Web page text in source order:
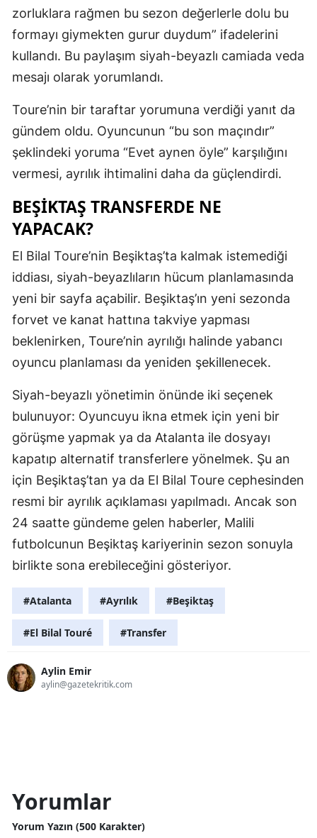
zorluklara rağmen bu sezon değerlerle dolu bu
formayı giymekten gurur duydum” ifadelerini
kullandı. Bu paylaşım siyah-beyazlı camiada veda
mesajı olarak yorumlandı.
Toure’nin bir taraftar yorumuna verdiği yanıt da
gündem oldu. Oyuncunun “bu son maçındır”
şeklindeki yoruma “Evet aynen öyle” karşılığını
vermesi, ayrılık ihtimalini daha da güçlendirdi.
BEŞIKTAŞ TRANSFERDE NE
YAPACAK?
El Bilal Toure’nin Beşiktaş’ta kalmak istemediği
iddiası, siyah-beyazlıların hücum planlamasında
yeni bir sayfa açabilir. Beşiktaş’ın yeni sezonda
forvet ve kanat hattına takviye yapması
beklenirken, Toure’nin ayrılığı halinde yabancı
oyuncu planlaması da yeniden şekillenecek.
Siyah-beyazlı yönetimin önünde iki seçenek
bulunuyor: Oyuncuyu ikna etmek için yeni bir
görüşme yapmak ya da Atalanta ile dosyayı
kapatıp alternatif transferlere yönelmek. Şu an
için Beşiktaş’tan ya da El Bilal Toure cephesinden
resmi bir ayrılık açıklaması yapılmadı. Ancak son
24 saatte gündeme gelen haberler, Malili
futbolcunun Beşiktaş kariyerinin sezon sonuyla
birlikte sona erebileceğini gösteriyor.
#Atalanta #Ayrılık #Beşiktaş
#El Bilal Touré #Transfer
Aylin Emir
aylin@gazetekritik.com
Yorumlar
Yorum Yazın (500 Karakter)